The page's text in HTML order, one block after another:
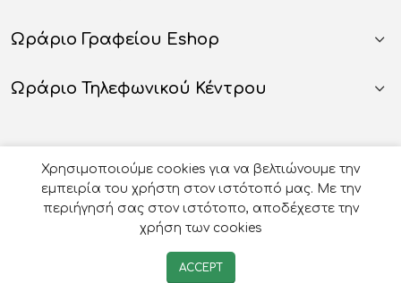
Ωράριο Γραφείου Eshop
Ωράριο Τηλεφωνικού Κέντρου
Οργάνωση Γάμου Βάπτισης - La Vie en Rose
Developed by e-avenue
Χρησιμοποιούμε cookies για να βελτιώνουμε την
εμπειρία του χρήστη στον ιστότοπό μας. Με την
περιήγησή σας στον ιστότοπο, αποδέχεστε την
χρήση των cookies
ACCEPT